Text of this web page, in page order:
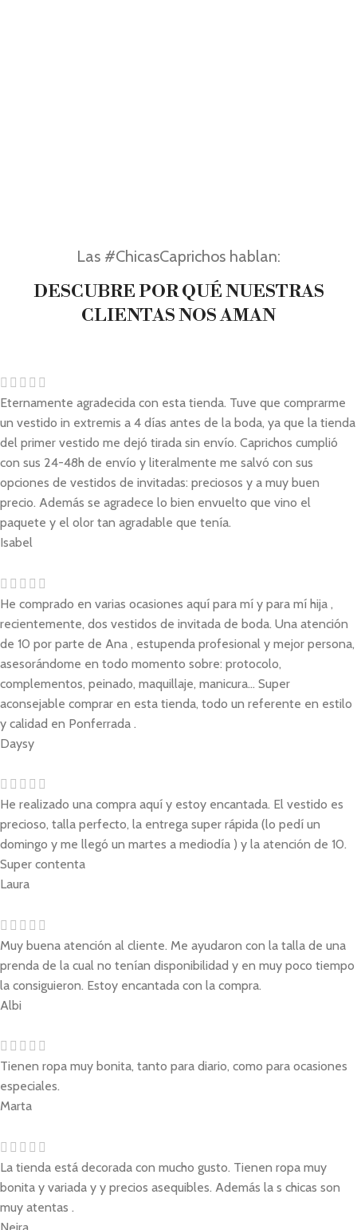
Las #ChicasCaprichos hablan:
DESCUBRE POR QUÉ NUESTRAS
CLIENTAS NOS AMAN
Eternamente agradecida con esta tienda. Tuve que comprarme
un vestido in extremis a 4 días antes de la boda, ya que la tienda
del primer vestido me dejó tirada sin envío. Caprichos cumplió
con sus 24-48h de envío y literalmente me salvó con sus
opciones de vestidos de invitadas: preciosos y a muy buen
precio. Además se agradece lo bien envuelto que vino el
paquete y el olor tan agradable que tenía.
Isabel
He comprado en varias ocasiones aquí para mí y para mí hija ,
recientemente, dos vestidos de invitada de boda. Una atención
de 10 por parte de Ana , estupenda profesional y mejor persona,
asesorándome en todo momento sobre: protocolo,
complementos, peinado, maquillaje, manicura... Super
aconsejable comprar en esta tienda, todo un referente en estilo
y calidad en Ponferrada .
Daysy
He realizado una compra aquí y estoy encantada. El vestido es
precioso, talla perfecto, la entrega super rápida (lo pedí un
domingo y me llegó un martes a mediodía ) y la atención de 10.
Super contenta
Laura
Muy buena atención al cliente. Me ayudaron con la talla de una
prenda de la cual no tenían disponibilidad y en muy poco tiempo
la consiguieron. Estoy encantada con la compra.
Albi
Tienen ropa muy bonita, tanto para diario, como para ocasiones
especiales.
Marta
La tienda está decorada con mucho gusto. Tienen ropa muy
bonita y variada y y precios asequibles. Además la s chicas son
muy atentas .